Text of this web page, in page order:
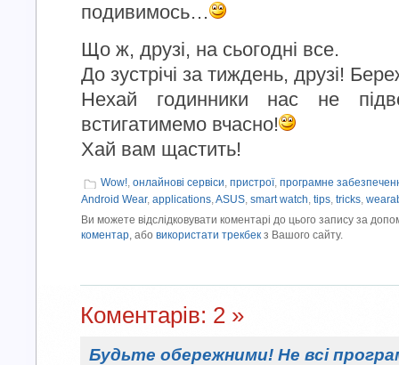
подивимось…
Що ж, друзі, на сьогодні все.
До зустрічі за тиждень, друзі!
Нехай годинники нас не
встигатимемо вчасно!
Хай вам щастить!
Wow!, онлайнові сервіси, пристрої, програмне
Android Wear, applications,ASUS, smart watch, tips, tricks,
Ви можете відслідковувати коментарі до цього запису за
коментар , або використати трекбек з Вашого сайту.
Коментарів: 2 »
Будьте обережними! Не всі